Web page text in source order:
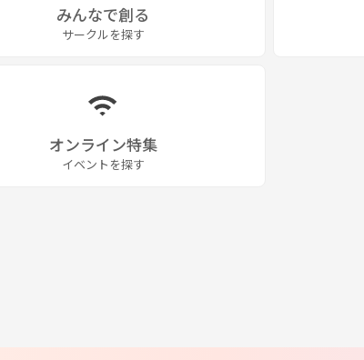
みんなで創る
サークルを探す
オンライン特集
イベントを探す